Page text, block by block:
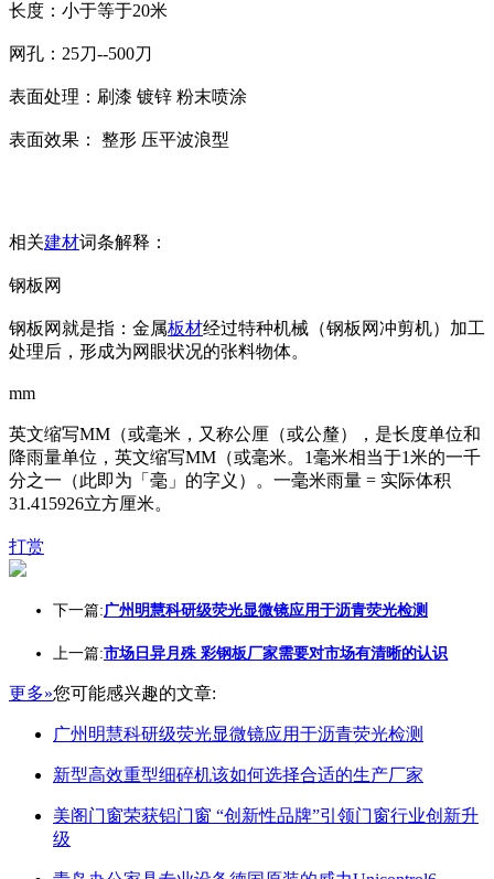
长度：小于等于20米
网孔：25刀--500刀
表面处理：刷漆 镀锌 粉末喷涂
表面效果： 整形 压平波浪型
相关建材词条解释：
钢板网
钢板网就是指：金属板材经过特种机械（钢板网冲剪机）加工
处理后，形成为网眼状况的张料物体。
mm
英文缩写MM（或毫米，又称公厘（或公釐），是长度单位和
降雨量单位，英文缩写MM（或毫米。1毫米相当于1米的一千
分之一（此即为「毫」的字义）。一毫米雨量 = 实际体积
31.415926立方厘米。
打赏
下一篇:广州明慧科研级荧光显微镜应用于沥青荧光检测
上一篇:市场日异月殊 彩钢板厂家需要对市场有清晰的认识
更多»您可能感兴趣的文章:
广州明慧科研级荧光显微镜应用于沥青荧光检测
新型高效重型细碎机该如何选择合适的生产厂家
美阁门窗荣获铝门窗 “创新性品牌”引领门窗行业创新升
级